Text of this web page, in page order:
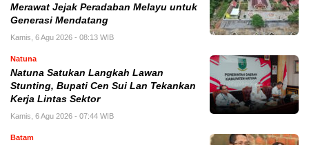
Merawat Jejak Peradaban Melayu untuk
Generasi Mendatang
Kamis, 6 Agu 2026 - 08:13 WIB
Natuna
Natuna Satukan Langkah Lawan
Stunting, Bupati Cen Sui Lan Tekankan
Kerja Lintas Sektor
Kamis, 6 Agu 2026 - 07:44 WIB
Batam